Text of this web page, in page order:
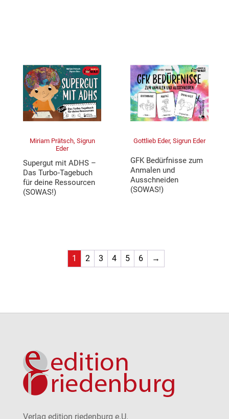
Miriam Prätsch, Sigrun
Eder
Supergut mit ADHS –
Das Turbo-Tagebuch
für deine Ressourcen
(SOWAS!)
Gottlieb Eder, Sigrun Eder
GFK Bedürfnisse zum
Anmalen und
Ausschneiden
(SOWAS!)
1 2 3 4 5 6 →
Verlag edition riedenburg e.U.